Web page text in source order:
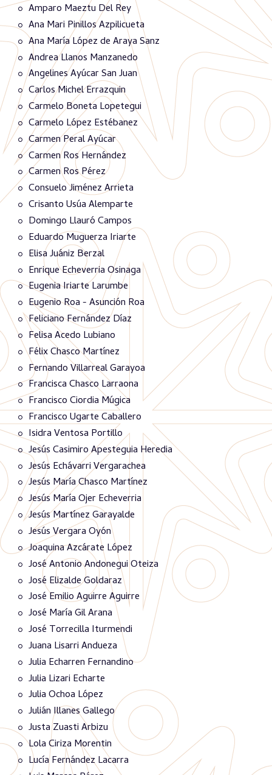
Amparo Maeztu Del Rey
Ana Mari Pinillos Azpilicueta
Ana María López de Araya Sanz
Andrea Llanos Manzanedo
Angelines Ayúcar San Juan
Carlos Michel Errazquin
Carmelo Boneta Lopetegui
Carmelo López Estébanez
Carmen Peral Ayúcar
Carmen Ros Hernández
Carmen Ros Pérez
Consuelo Jiménez Arrieta
Crisanto Usúa Alemparte
Domingo Llauró Campos
Eduardo Muguerza Iriarte
Elisa Juániz Berzal
Enrique Echeverria Osinaga
Eugenia Iriarte Larumbe
Eugenio Roa - Asunción Roa
Feliciano Fernández Díaz
Felisa Acedo Lubiano
Félix Chasco Martínez
Fernando Villarreal Garayoa
Francisca Chasco Larraona
Francisco Ciordia Múgica
Francisco Ugarte Caballero
Isidra Ventosa Portillo
Jesús Casimiro Apesteguia Heredia
Jesús Echávarri Vergarachea
Jesús María Chasco Martínez
Jesús María Ojer Echeverria
Jesús Martínez Garayalde
Jesús Vergara Oyón
Joaquina Azcárate López
José Antonio Andonegui Oteiza
José Elizalde Goldaraz
José Emilio Aguirre Aguirre
José María Gil Arana
José Torrecilla Iturmendi
Juana Lisarri Andueza
Julia Echarren Fernandino
Julia Lizari Echarte
Julia Ochoa López
Julián Illanes Gallego
Justa Zuasti Arbizu
Lola Ciriza Morentin
Lucía Fernández Lacarra